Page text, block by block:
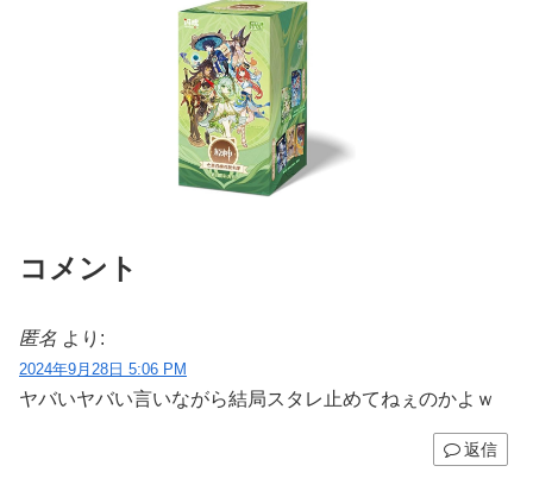
コメント
匿名 より:
2024年9月28日 5:06 PM
ヤバいヤバい言いながら結局スタレ止めてねぇのかよｗ
返信